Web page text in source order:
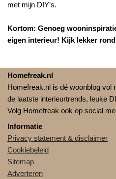
met mijn DIY’s.
Kortom: Genoeg
eigen interieur! Kijk lekker
Homefreak.nl
Homefreak.nl is dé woonblog vol
de laatste interieurtrends, leuke
Volg Homefreak ook op social
Informatie
Privacy statement & disclaimer
Cookiebeleid
Sitemap
Adverteren